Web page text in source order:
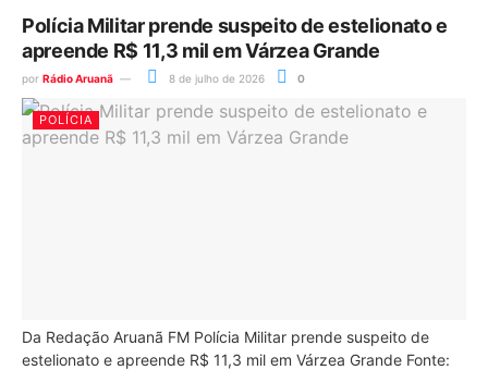
Polícia Militar prende suspeito de estelionato e
apreende R$ 11,3 mil em Várzea Grande
por Rádio Aruanã 8 de julho de 2026 0
POLÍCIA
Da Redação Aruanã FM Polícia Militar prende suspeito de
estelionato e apreende R$ 11,3 mil em Várzea Grande Fonte: